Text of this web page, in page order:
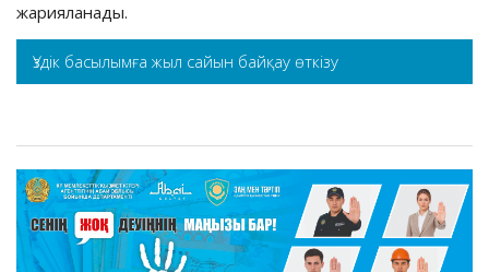
жарияланады.
Үздік басылымға жыл сайын байқау өткізу